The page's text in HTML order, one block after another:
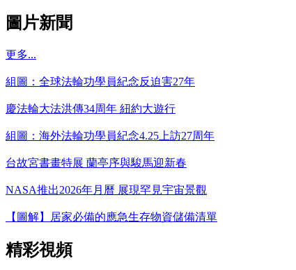
圖片新聞
更多...
組圖：全球法輪功學員紀念反迫害27年
慶法輪大法洪傳34周年 紐約大遊行
組圖：海外法輪功學員紀念4.25上訪27周年
台故宮書畫特展 蘭亭序與駿馬迎新春
NASA推出2026年月曆 展現罕見宇宙景觀
【圖解】居家必備的應急生存物資儲備清單
精彩視頻